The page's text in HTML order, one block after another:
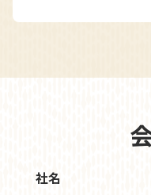
社名